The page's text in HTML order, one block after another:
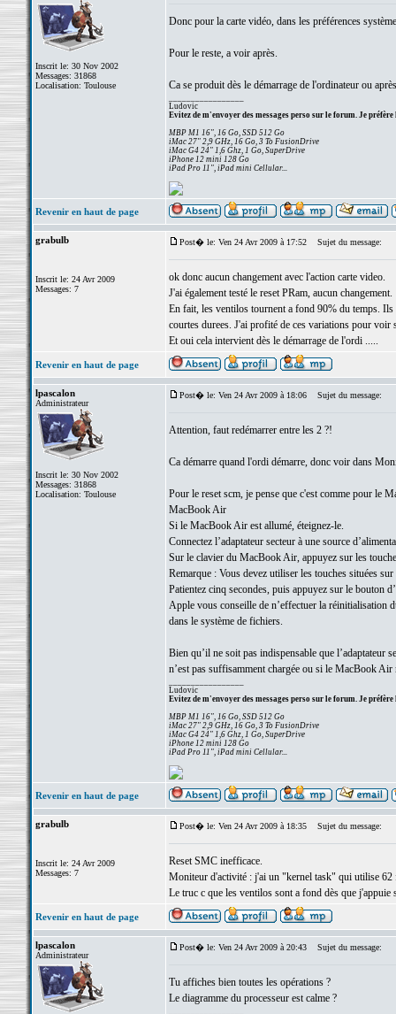
Inscrit le: 30 Nov 2002
Messages: 31868
Localisation: Toulouse
Donc pour la carte vidéo, dans les préférences
Pour le reste, a voir après.
Ca se produit dès le démarrage de l'ordinateur ou
Ludovic
Evitez de m'envoyer des messages perso sur le forum. Je préfère
MBP M1 16", 16 Go, SSD 512 Go
iMac 27" 2,9 GHz, 16 Go, 3 To FusionDrive
iMac G4 24" 1,6 Ghz, 1 Go, SuperDrive
iPhone 12 mini 128 Go
iPad Pro 11", iPad mini Cellular...
Revenir en haut de page
grabulb
Inscrit le: 24 Avr 2009
Messages: 7
Post� le: Ven 24 Avr 2009 à 17:52 Sujet du message:
ok donc aucun changement avec l'action carte video.
J'ai également testé le reset PRam, aucun changement.
En fait, les ventilos tournent a fond 90% du temps. Ils
courtes durees. J'ai profité de ces variations pour voir
Et oui cela intervient dès le démarrage de l'ordi .....
Revenir en haut de page
lpascalon
Administrateur
Inscrit le: 30 Nov 2002
Messages: 31868
Localisation: Toulouse
Post� le: Ven 24 Avr 2009 à 18:06 Sujet du message:
Attention, faut redémarrer entre les 2 ?!
Ca démarre quand l'ordi démarre, donc voir dans
Pour le reset scm, je pense que c'est comme pour le
MacBook Air
Si le MacBook Air est allumé, éteignez-le.
Connectez l’adaptateur secteur à une source
Sur le clavier du MacBook Air, appuyez sur les
Remarque : Vous devez utiliser les touches situées
Patientez cinq secondes, puis appuyez sur le bouton
Apple vous conseille de n’effectuer la réinitialisation
dans le système de fichiers.
Bien qu’il ne soit pas indispensable que l’adaptateur
n’est pas suffisamment chargée ou si le MacBook Air
Ludovic
Evitez de m'envoyer des messages perso sur le forum. Je préfère
MBP M1 16", 16 Go, SSD 512 Go
iMac 27" 2,9 GHz, 16 Go, 3 To FusionDrive
iMac G4 24" 1,6 Ghz, 1 Go, SuperDrive
iPhone 12 mini 128 Go
iPad Pro 11", iPad mini Cellular...
Revenir en haut de page
grabulb
Inscrit le: 24 Avr 2009
Messages: 7
Post� le: Ven 24 Avr 2009 à 18:35 Sujet du message:
Reset SMC inefficace.
Moniteur d'activité : j'ai un "kernel task" qui utilise 62
Le truc c que les ventilos sont a fond dès que
Revenir en haut de page
lpascalon
Administrateur
Post� le: Ven 24 Avr 2009 à 20:43 Sujet du message:
Tu affiches bien toutes les opérations ?
Le diagramme du processeur est calme ?